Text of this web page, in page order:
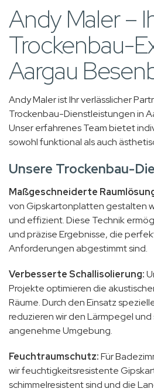
Andy Maler –
Trockenbau-
Aargau
Andy Maler ist Ihr verlässlicher
Trockenbau-Dienstleistungen in
Unser erfahrenes Team bietet
sowohl funktional als auch
Unsere Trockenbau-
Maßgeschneiderte
von Gipskartonplatten gestalten
und effizient. Diese Technik
und präzise Ergebnisse, die
Anforderungen abgestimmt sind.
Verbesserte Schallisolierung:
Projekte optimieren die
Räume. Durch den Einsatz
reduzieren wir den Lärmpegel
angenehme Umgebung.
Feuchtraumschutz:Für
wir feuchtigkeitsresistente
schimmelresistent sind und die